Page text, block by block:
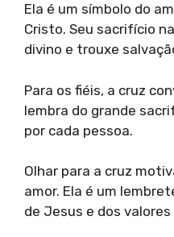
Ela é um símbolo do
Cristo. Seu sacrifício
divino e trouxe
Para os fiéis, a cruz
lembra do grande
por cada pessoa.
Olhar para a cruz
amor. Ela é um
de Jesus e dos